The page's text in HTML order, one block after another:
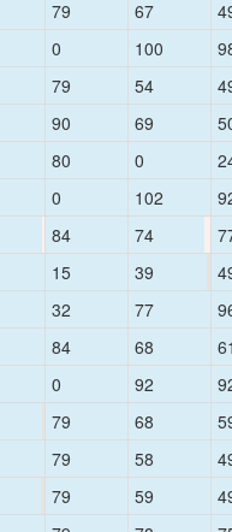
79 67
0 100
79 54
90 69
80 0
0 102
84 74
15 39
32 77
84 68 61
0 92
79 68
79 58
79 59